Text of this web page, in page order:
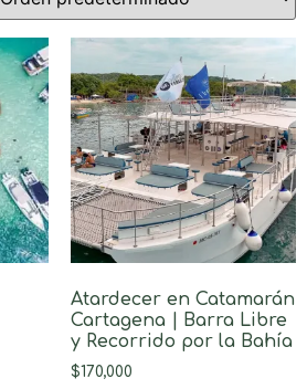
Atardecer en Catamarán
Cartagena | Barra Libre
y Recorrido por la Bahía
$170,000